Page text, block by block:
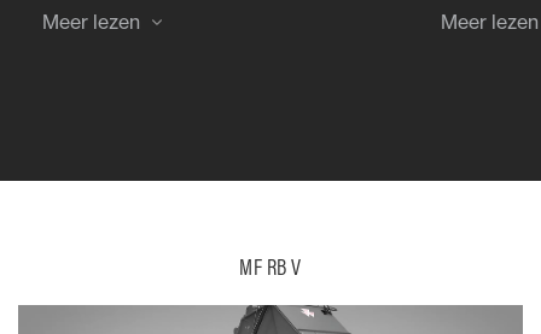
inrichtingen zijn voorzien van de
langste messen op de markt,
Meer lezen
cabine,
klant
Meer lezen
MF RB V